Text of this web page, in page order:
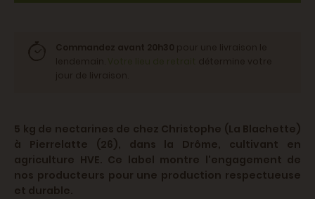
5 kg de nectarines de chez Christophe (La Blachette)
à Pierrelatte (26), dans la Drôme, cultivant en
agriculture HVE. Ce label montre l'engagement de
nos producteurs pour une production respectueuse
et durable.